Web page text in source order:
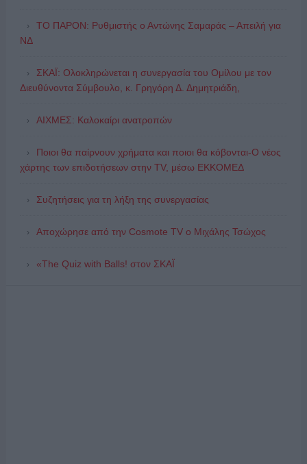
ΤΟ ΠΑΡΟΝ: Ρυθμιστής ο Αντώνης Σαμαράς – Απειλή για
ΝΔ
ΣΚΑΪ: Ολοκληρώνεται η συνεργασία του Ομίλου με τον
Διευθύνοντα Σύμβουλο, κ. Γρηγόρη Δ. Δημητριάδη,
ΑΙΧΜΕΣ: Καλοκαίρι ανατροπών
Ποιοι θα παίρνουν χρήματα και ποιοι θα κόβονται-Ο νέος
χάρτης των επιδοτήσεων στην TV, μέσω ΕΚΚΟΜΕΔ
Συζητήσεις για τη λήξη της συνεργασίας
Αποχώρησε από την Cosmote TV o Μιχάλης Τσώχος
«The Quiz with Balls! στον ΣΚΑΪ